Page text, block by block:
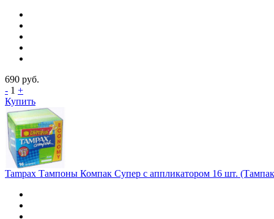
690 руб.
- 1 +
Купить
Tampax Тампоны Компак Супер с аппликатором 16 шт.